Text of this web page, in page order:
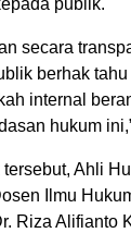
publik.
secara
berhak
internal
hukum
Ahli
Ilmu
Riza Alifianto